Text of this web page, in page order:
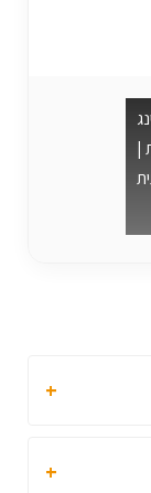
|
+
+